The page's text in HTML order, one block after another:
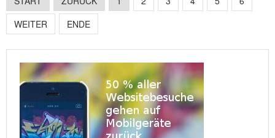
WEITER
ENDE